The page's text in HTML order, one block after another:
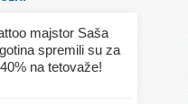
majstor Saša
spremili su za
na tetovaže!